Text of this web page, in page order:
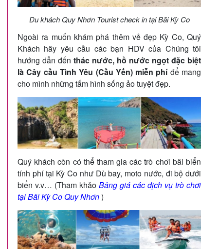
Du khách Quy Nhơn Tourist check in tại Bãi Kỳ Co
Ngoài ra muốn khám phá thêm vẻ đẹp Kỳ Co, Quý
Khách hãy yêu cầu các bạn HDV của Chúng tôi
hướng dẫn đến thác nước, hồ nước ngọt đặc biệt
là Cây cầu Tình Yêu (Cầu Yến) miễn phíđể mang
cho mình những tấm hình sống ảo tuyệt đẹp.
Quý khách còn có thể tham gia các trò chơi bãi biển
tính phí tại Kỳ Co như Dù bay, moto nước, đi bộ dưới
biển v.v… (Tham khảo Bảng giá các dịch vụ trò chơi
tại Bãi Kỳ Co Quy Nhơn)